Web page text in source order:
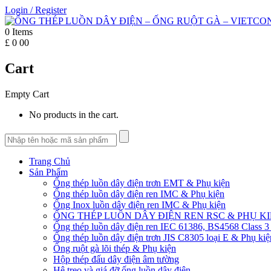
Login /Register
0 Items
£ 0 00
Cart
Empty Cart
No products in the cart.
Trang Chủ
Sản Phẩm
Ống thép luồn dây điện trơn EMT & Phụ kiện
Ống thép luồn dây điện ren IMC & Phụ kiện
Ống Inox luồn dây điện ren IMC & Phụ kiện
ỐNG THÉP LUỒN DÂY ĐIỆN REN RSC & PHỤ
Ống thép luồn dây điện ren IEC 61386, BS4568 Class
Ống thép luồn dây điện trơn JIS C8305 loại E & Phụ
Ống ruột gà lõi thép & Phụ kiện
Hộp thép đấu dây điện âm tường